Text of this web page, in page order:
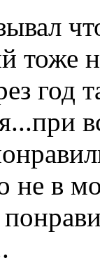
тоже
год
не в